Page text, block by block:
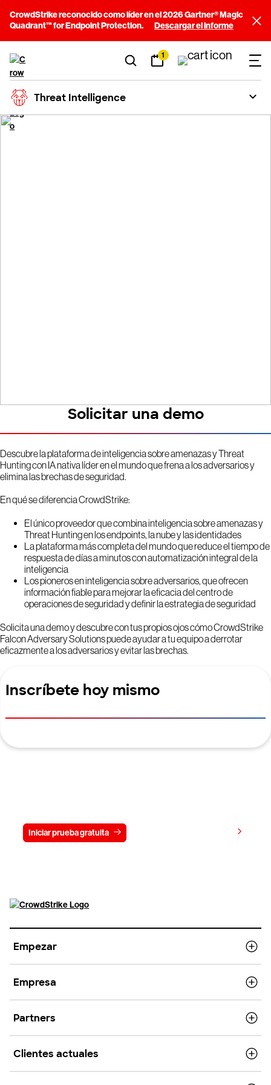
CrowdStrike reconocido como líder en el 2026 Gartner® Magic
Quadrant™ for Endpoint Protection.
Descargar el informe
1
Threat Intelligence
Solicitar una demo
Descubre la plataforma de inteligencia sobre amenazas y Threat
Hunting con IA nativa líder en el mundo que frena a los adversarios y
elimina las brechas de seguridad.
En qué se diferencia CrowdStrike:
El único proveedor que combina inteligencia sobre amenazas y
Threat Hunting en los endpoints, la nube y las identidades
La plataforma más completa del mundo que reduce el tiempo de
respuesta de días a minutos con automatización integral de la
inteligencia
Los pioneros en inteligencia sobre adversarios, que ofrecen
información fiable para mejorar la eficacia del centro de
operaciones de seguridad y definir la estrategia de seguridad
Solicita una demo y descubre con tus propios ojos cómo CrowdStrike
Falcon Adversary Solutions puede ayudar a tu equipo a derrotar
eficazmente a los adversarios y evitar las brechas.
Inscríbete hoy mismo
Iniciar prueba gratuita
Empezar
Empresa
Partners
Clientes actuales